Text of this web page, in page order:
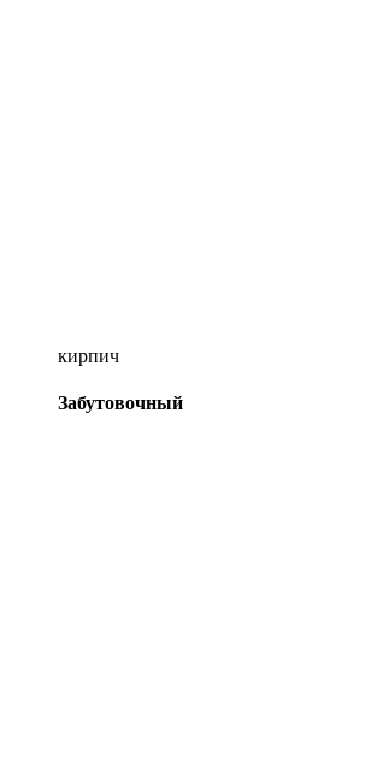
кирпич
Забутовочный